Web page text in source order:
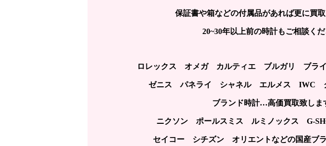
保証書や箱などの付属品があれば更に買取
20~30年以上前の時計もご相談くだ
ロレックス オメガ カルティエ ブルガリ ブラ
ゼニス パネライ シャネル エルメス IWC
ブランド時計…高価買取致しま
ニクソン ポールスミス ルミノックス G-
セイコー シチズン オリエントなどの国産ブ